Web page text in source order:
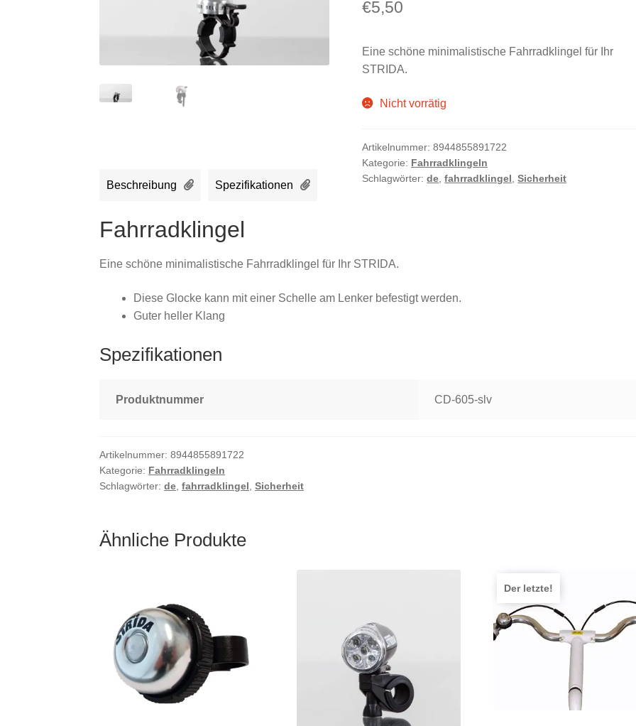
€5,50
Eine schöne minimalistische Fahrradklingel für Ihr
STRIDA.
Nicht vorrätig
Artikelnummer:8944855891722
Kategorie: Fahrradklingeln
Schlagwörter:de ,fahrradklingel ,Sicherheit
Beschreibung Spezifikationen
Fahrradklingel
Eine schöne minimalistische Fahrradklingel für Ihr STRIDA.
Diese Glocke kann mit einer Schelle am Lenker befestigt werden.
Guter heller Klang
Spezifikationen
Produktnummer CD-605-slv
Artikelnummer:8944855891722
Kategorie: Fahrradklingeln
Schlagwörter:de ,fahrradklingel ,Sicherheit
Ähnliche Produkte
Der letzte!